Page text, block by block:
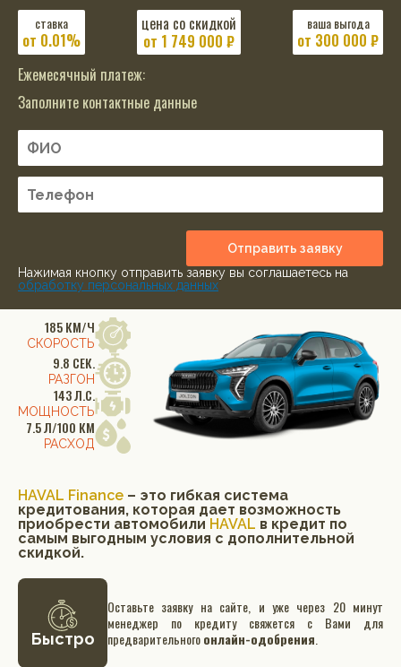
ставка
от 0.01%
цена со скидкой
от 1 749 000 ₽
ваша выгода
от 300 000 ₽
Ежемесячный платеж:
Заполните контактные данные
Отправить заявку
Нажимая кнопку отправить заявку вы соглашаетесь на
обработку персональных данных
185 КМ/Ч
СКОРОСТЬ
9.8 СЕК.
РАЗГОН
143 Л.С.
МОЩНОСТЬ
7.5 Л/100 КМ
РАСХОД
HAVAL Finance – это гибкая система
кредитования, которая дает возможность
приобрести автомобили HAVAL в кредит по
самым выгодным условия с дополнительной
скидкой.
Быстро
Оставьте заявку на сайте, и уже через 20 минут
менеджер по кредиту свяжется с Вами для
предварительногоонлайн-одобрения